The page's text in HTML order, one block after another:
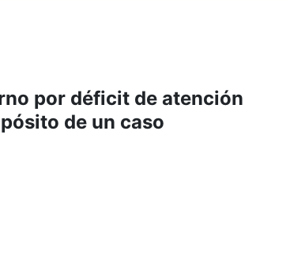
por déficit de atención
de un caso